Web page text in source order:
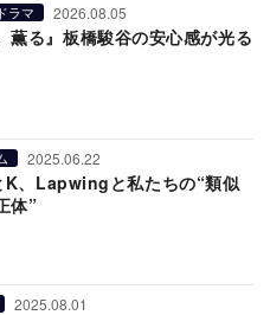
ラマ 2026.08.05
薫る』板橋駿谷の安心感が光る
2025.06.22
K、Lapwingと私たちの“類似
体”
2025.08.01